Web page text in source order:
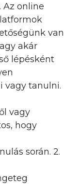
Az online
van
akár
lépésként
vagy tanulni.
vagy
hogy
során. 2.